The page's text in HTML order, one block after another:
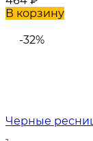
В корзину
-32%
Черные